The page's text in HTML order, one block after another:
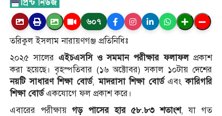
৬০৭
তরিকুল ইসলাম নারায়ণগঞ্জ প্রতিনিধিঃ
২০২৫ সালের এইচএসসি ও সমমান পরীক্ষার ফলাফলপ্রকাশ
করা হয়েছে। বৃহস্পতিবার (১৬ অক্টোবর) সকাল ১০টায় দেশের
নয়টি সাধারণ শিক্ষা বোর্ড,মাদরাসা শিক্ষা বোর্ডএবংকারিগরি
শিক্ষা বোর্ডএকযোগে ফল প্রকাশ করে।
এবারের পরীক্ষায়গড় পাসের হার ৫৮.৮৩ শতাংশ, যা গত